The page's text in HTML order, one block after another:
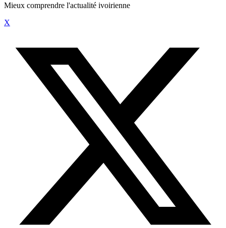
Mieux comprendre l'actualité ivoirienne
X